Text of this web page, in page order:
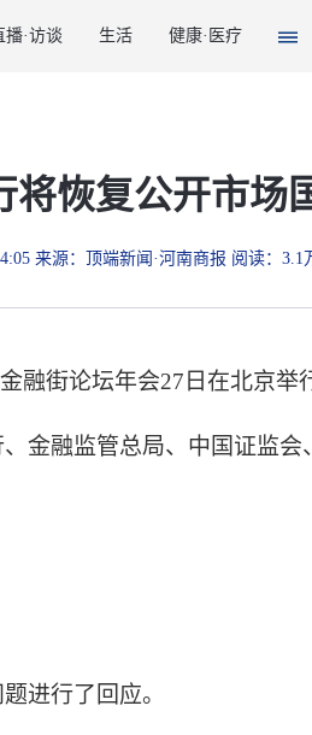
播·访谈 生活 健康·医疗
将恢复公开市场
来源：顶端新闻·河南商报 阅读：3.1
街论坛年会27日在北京举
融监管总局、中国证监会
进行了回应。